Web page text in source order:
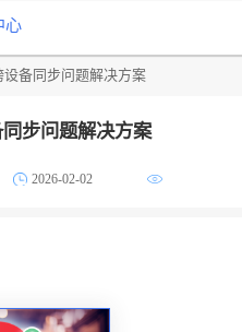
心
设备同步问题解决方案
步问题解决方案
2026-02-02